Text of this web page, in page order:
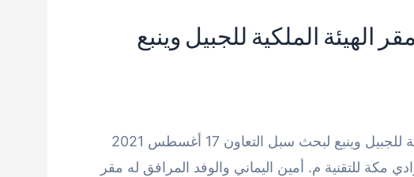
الهيئة الملكية للجبيل وينبع
زيارة وفد شركة وادي مكة لمقر الهيئة الملكية للجبيل وينبع لبحث سبل التعاون 17 أغسطس 2021
مكة للتقنية م. أمين اليماني والوفد المرافق له مقر